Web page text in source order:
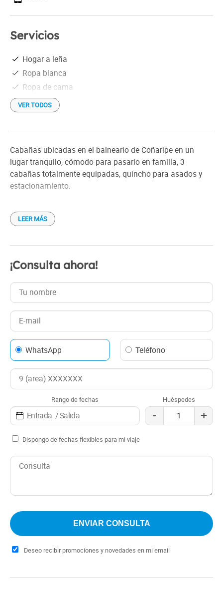
Servicios
Hogar a leña
Ropa blanca
Ropa de cama
VER TODOS
Cabañas ubicadas en el balneario de Coñaripe en un
lugar tranquilo, cómodo para pasarlo en familia, 3
cabañas totalmente equipadas, quincho para asados y
estacionamiento.
Excelente opción para descansar en esta hermosa
ciudad.
LEER MÁS
¡Consulta ahora!
WhatsApp Teléfono
Rango de fechas Huéspedes
- +
Dispongo de fechas flexibles para mi viaje
Deseo recibir promociones y novedades en mi email